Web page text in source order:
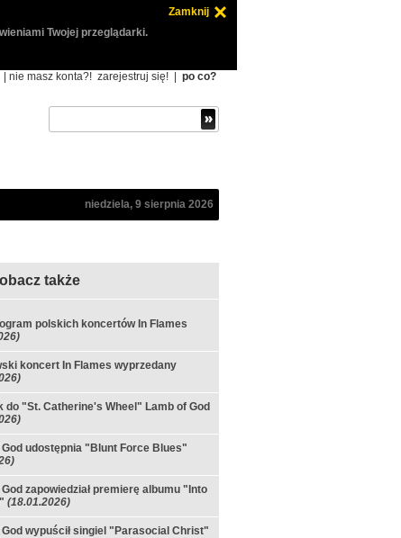
Zamknij
Twojej przeglądarki.
| nie masz konta?! zarejestruj się! po co?
niedziela, 9 sierpnia 2026
także
polskich koncertów In Flames
koncert In Flames wyprzedany
do "St. Catherine's Wheel" Lamb of God
God udostępnia "Blunt Force Blues"
God zapowiedział premierę albumu "Into
(18.01.2026)
God wypuścił singiel "Parasocial Christ"